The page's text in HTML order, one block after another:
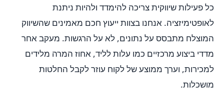
כל פעילות שיווקית צריכה להימדד ולהיות ניתנת
לאופטימיזציה. אנחנו בצוות ייעוץ חכם מאמינים שהשיווק
המוצלח מתבסס על נתונים, לא על הרגשות. מעקב אחר
מדדי ביצוע מרכזיים כמו עלות לליד, אחוז המרה מלידים
למכירות, וערך ממוצע של לקוח עוזר לקבל החלטות
מושכלות.